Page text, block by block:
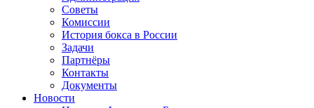
Советы
Комиссии
История бокса в России
Задачи
Партнёры
Контакты
Документы
Новости